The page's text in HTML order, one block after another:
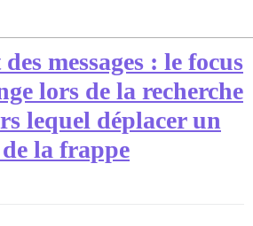
messages : le focus
lors de la recherche
lequel déplacer un
de la frappe